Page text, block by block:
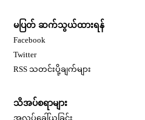
မပြတ် ဆက်သွယ်ထားရန်
Facebook
Twitter
RSS သတင်းပို့ချက်များ
သိအပ်စရာများ
အလုပ်ခေါ်ယူခြင်း